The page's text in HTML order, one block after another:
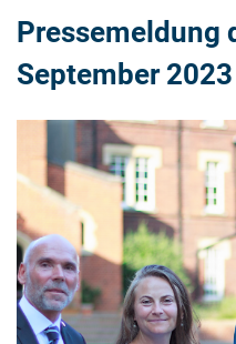
Pressemeldung
September 2023